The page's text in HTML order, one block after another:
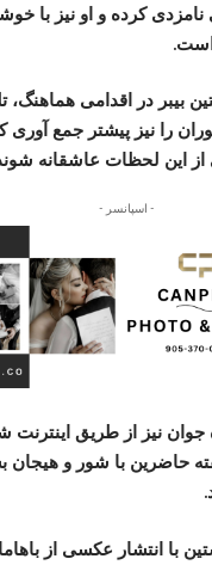
کرده و او نیز با
است.
بیبر در اقدامی هماهنگ،
را نیز پیشتر جمع آوری
این لحظات عاشقانه
- اسپانسر -
جوان نیز از طریق اینترنت
حاضرین با شور و هیجان
با انتشار عکسی از